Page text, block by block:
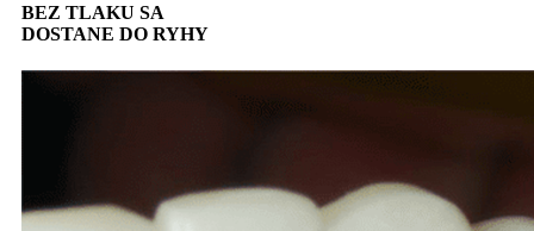
BEZ TLAKU SA
DOSTANE DO RYHY